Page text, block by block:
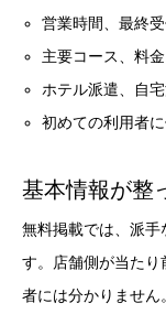
営業時間、最終
主要コース、料
ホテル派遣、自
初めての利用者
基本情報が整
無料掲載では、派
す。店舗側が当たり
者には分かりませ